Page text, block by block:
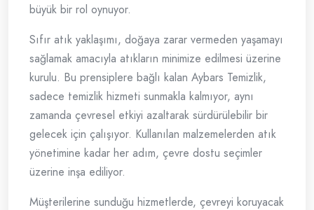
büyük bir rol oynuyor.
Sıfır atık yaklaşımı, doğaya zarar vermeden yaşamayı
sağlamak amacıyla atıkların minimize edilmesi üzerine
kurulu. Bu prensiplere bağlı kalan Aybars Temizlik,
sadece temizlik hizmeti sunmakla kalmıyor, aynı
zamanda çevresel etkiyi azaltarak sürdürülebilir bir
gelecek için çalışıyor. Kullanılan malzemelerden atık
yönetimine kadar her adım, çevre dostu seçimler
üzerine inşa ediliyor.
Müşterilerine sunduğu hizmetlerde, çevreyi koruyacak